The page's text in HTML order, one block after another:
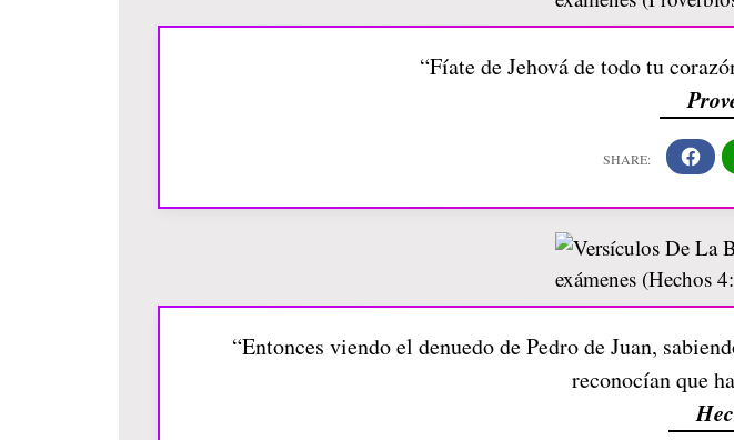
“Fíate de Jehová de todo tu
“Entonces viendo el denuedo de Pedro de Juan,
reconocían que